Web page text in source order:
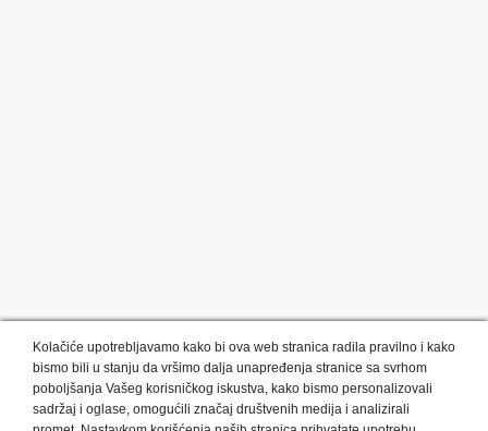
Kolačiće upotrebljavamo kako bi ova web stranica radila pravilno i kako
bismo bili u stanju da vršimo dalja unapređenja stranice sa svrhom
poboljšanja Vašeg korisničkog iskustva, kako bismo personalizovali
sadržaj i oglase, omogućili značaj društvenih medija i analizirali